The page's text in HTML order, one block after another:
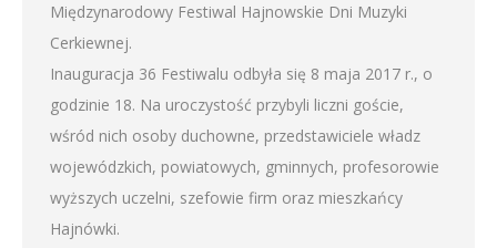
Międzynarodowy Festiwal Hajnowskie Dni Muzyki
Cerkiewnej.
Inauguracja 36 Festiwalu odbyła się 8 maja 2017 r., o
godzinie 18. Na uroczystość przybyli liczni goście,
wśród nich osoby duchowne, przedstawiciele władz
wojewódzkich, powiatowych, gminnych, profesorowie
wyższych uczelni, szefowie firm oraz mieszkańcy
Hajnówki.